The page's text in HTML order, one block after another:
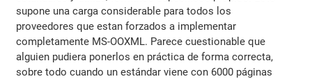
supone una carga considerable para todos los
proveedores que estan forzados a implementar
completamente MS-OOXML. Parece cuestionable que
alguien pudiera ponerlos en práctica de forma correcta,
sobre todo cuando un estándar viene con 6000 páginas